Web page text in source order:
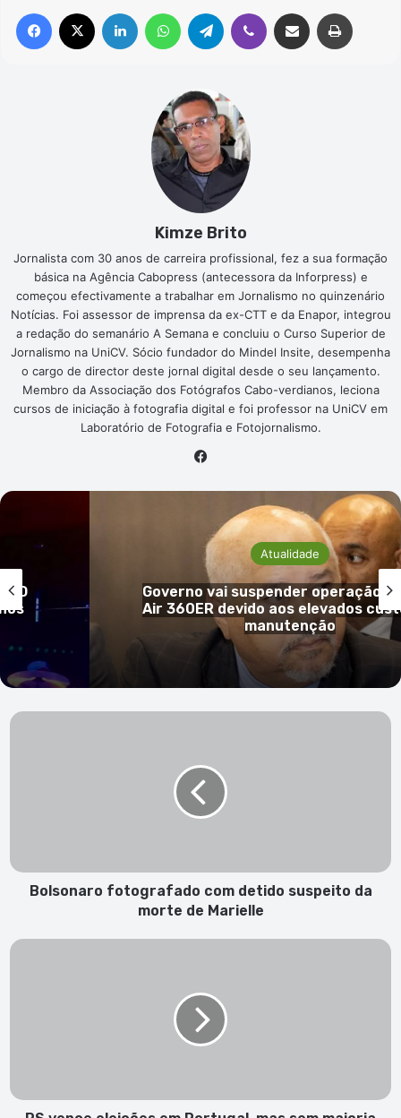
Facebook Linkedin WhatsAppTelegram Viber Compartilhar via e-mail
Kimze Brito
Jornalista com 30 anos de carreira profissional, fez a sua formação
básica na Agência Cabopress (antecessora da Inforpress) e
começou efectivamente a trabalhar em Jornalismo no quinzenário
Notícias. Foi assessor de imprensa da ex-CTT e da Enapor, integrou
a redação do semanário A Semana e concluiu o Curso Superior de
Jornalismo na UniCV. Sócio fundador do Mindel Insite, desempenha
o cargo de director deste jornal digital desde o seu lançamento.
Membro da Associação dos Fotógrafos Cabo-verdianos, leciona
cursos de iniciação à fotografia digital e foi professor na UniCV em
Laboratório de Fotografia e Fotojornalismo.
CD
Atualidade
Governo vai suspender operação
Air 360ER devido aos elevados
manutenção
Bolsonaro
Marielle
Bolsonaro fotografado com detido suspeito da
morte de Marielle
PS
absoluta